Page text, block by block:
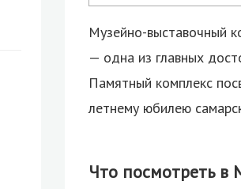
Музейно-выставочный
— одна из главных
Памятный комплекс
летнему юбилею
Что посмотреть в